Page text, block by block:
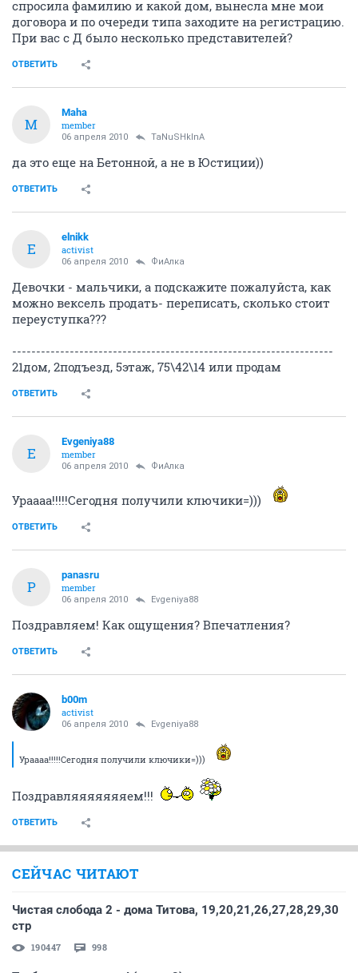
спросила фамилию и какой дом, вынесла мне мои
договора и по очереди типа заходите на регистрацию.
При вас с Д было несколько представителей?
ОТВЕТИТЬ
M
Maha
member
06 апреля 2010 TaNuSHkInA
да это еще на Бетонной, а не в Юстиции))
ОТВЕТИТЬ
E
elnikk
activist
06 апреля 2010 ФиАлка
Девочки - мальчики, а подскажите пожалуйста, как
можно вексель продать- переписать, сколько стоит
переуступка???
-------------------------------------------------------------------
21дом, 2подъезд, 5этаж, 75\42\14 или продам
ОТВЕТИТЬ
E
Evgeniya88
member
06 апреля 2010 ФиАлка
Ураааа!!!!!Сегодня получили ключики=)))
ОТВЕТИТЬ
P
panasru
member
06 апреля 2010 Evgeniya88
Поздравляем! Как ощущения? Впечатления?
ОТВЕТИТЬ
b00m
activist
06 апреля 2010 Evgeniya88
Ураааа!!!!!Сегодня получили ключики=)))
Поздравляяяяяяяем!!!
ОТВЕТИТЬ
СЕЙЧАС ЧИТАЮТ
Чистая слобода 2 - дома Титова, 19,20,21,26,27,28,29,30
стр
190447 998